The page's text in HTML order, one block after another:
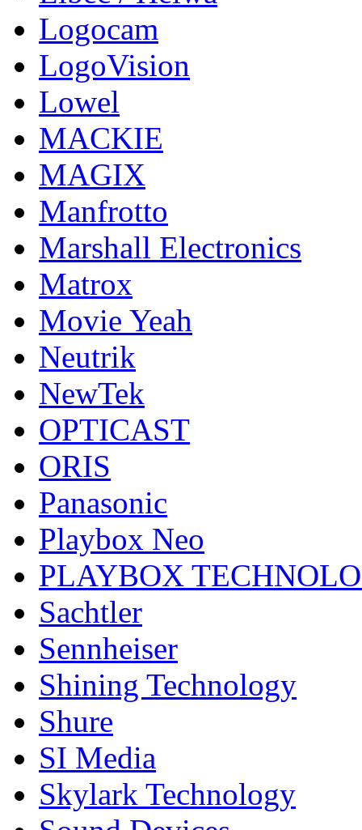
Logocam
LogoVision
Lowel
MACKIE
MAGIX
Manfrotto
Marshall Electronics
Matrox
Movie Yeah
Neutrik
NewTek
OPTICAST
ORIS
Panasonic
Playbox Neo
PLAYBOX
Sachtler
Sennheiser
Shining Technology
Shure
SI Media
Skylark Technology